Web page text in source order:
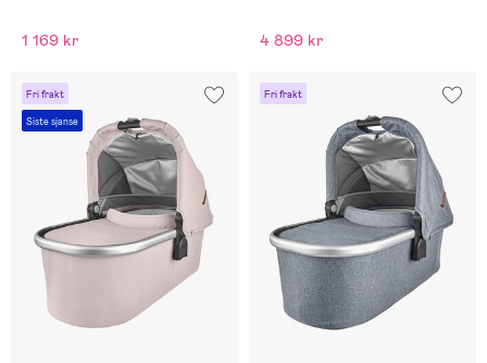
1 169 kr 4 899 kr
Fri frakt
Siste sjanse
Fri frakt